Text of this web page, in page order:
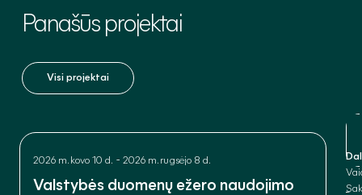
Panašūsprojektai
Visi projektai
2026 m. kovo 10 d. - 2026 m. rugsėjo 8 d.
Valstybės duomenų ežero naudojimo